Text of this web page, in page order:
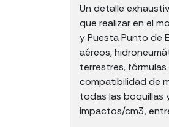
Un detalle
que realizar en el
y Puesta Punto de
aéreos,
terrestres,
compatibilidad de
todas las boquillas
impactos/cm3,